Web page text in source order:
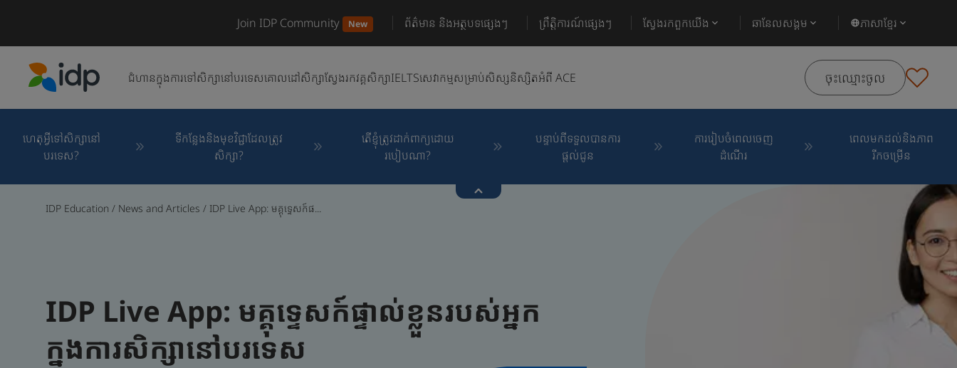
Join IDP Community New ព័ត៌មាន និងអត្ថបទផ្សេងៗ ព្រឹត្តិការណ៍ផ្សេងៗ ស្វែងរកពួកយើង ឆានែល​សង្គម ភាសាខ្មែរ
ជំហានក្នុងការទៅសិក្សានៅបរទេសគោលដៅសិក្សាស្វែងរកវគ្គសិក្សាIELTSសេវាកម្មសម្រាប់សិស្សនិស្សិតអំពី ACE ចុះឈ្មោះចូល
ហេតុអ្វីទៅសិក្សានៅ
បរទេស?
ទីកន្លែងនិងមុខវិជ្ជាដែលត្រូវ
សិក្សា?
តើខ្ញុំត្រូវដាក់ពាក្យដោយ
របៀបណា?
បន្ទាប់ពីទទួលបានការ
ផ្តល់ជូន
ការរៀបចំពេលចេញ
ដំណើរ
ពេលមកដល់និងភាព
រីកចម្រើន
IDP Education / News and Articles / IDP Live App: មគ្គុទ្ទេសក៍ផ...
IDP Live App: មគ្គុទ្ទេសក៍ផ្ទាល់ខ្លួនរបស់អ្នក
ក្នុងការសិក្សានៅបរទេស